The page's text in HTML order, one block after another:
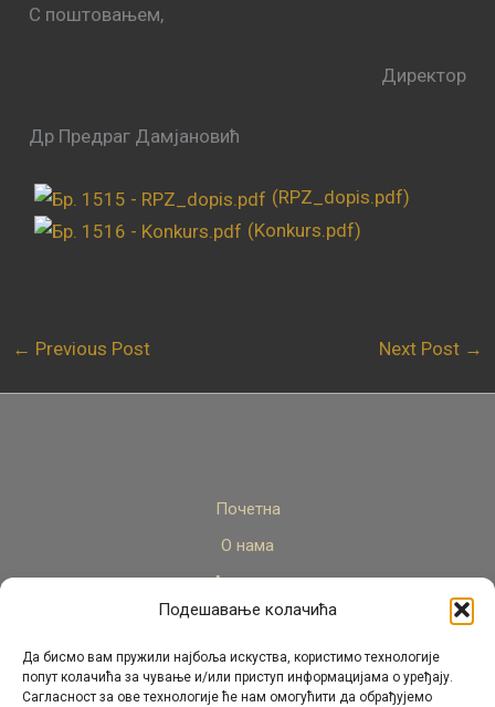
Подешавање колачића
Да бисмо вам пружили најбоља искуства, користимо технологије
попут колачића за чување и/или приступ информацијама о уређају.
Сагласност за ове технологије ће нам омогућити да обрађујемо
С поштовањем,
Директор
Др Предраг Дамјановић
(RPZ_dopis.pdf)
(Konkurs.pdf)
← Previous Post Next Post →
Почетна
О нама
Актуелно
Стручни кадар
Пројекти
Архива